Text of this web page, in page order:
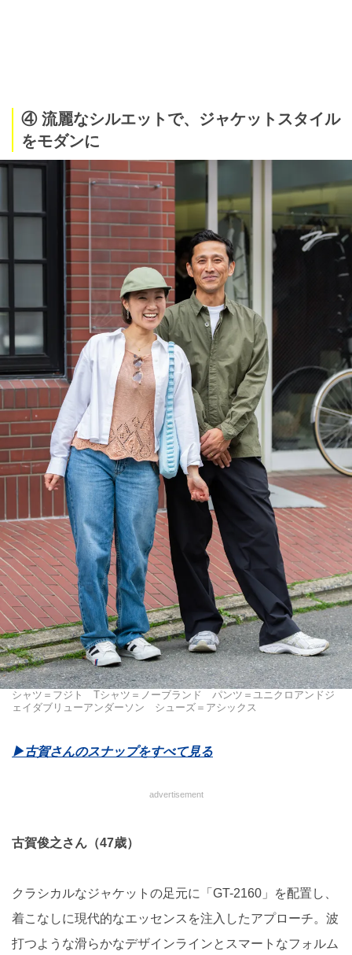
④ 流麗なシルエットで、ジャケットスタイル
をモダンに
シャツ＝フジト Tシャツ＝ノーブランド パンツ＝ユニクロアンドジ
ェイダブリューアンダーソン シューズ＝アシックス
▶︎古賀さんのスナップをすべて見る
advertisement
古賀俊之さん（47歳）
クラシカルなジャケットの足元に「GT-2160」を配置し、
着こなしに現代的なエッセンスを注入したアプローチ。波
打つような滑らかなデザインラインとスマートなフォルム